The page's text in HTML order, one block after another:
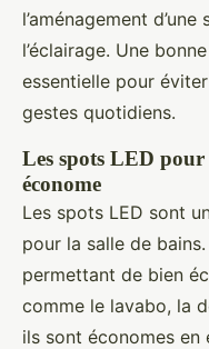
l’aménagement
l’éclairage. Une
essentielle pour
gestes quotidiens.
Les spots LED pour
économe
Les spots LED sont
pour la salle de
permettant de bien
comme le lavabo, la
ils sont économes